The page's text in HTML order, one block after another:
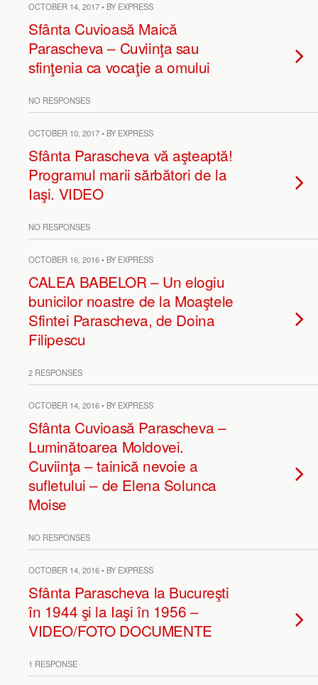
OCTOBER 14, 2017 • BY EXPRESS
Sfânta Cuvioasă Maică
Parascheva – Cuviinţa sau
sfinţenia ca vocaţie a omului
NO RESPONSES
OCTOBER 10, 2017 • BY EXPRESS
Sfânta Parascheva vă aşteaptă!
Programul marii sărbători de la
Iaşi. VIDEO
NO RESPONSES
OCTOBER 16, 2016 • BY EXPRESS
CALEA BABELOR – Un elogiu
bunicilor noastre de la Moaştele
Sfintei Parascheva, de Doina
Filipescu
2 RESPONSES
OCTOBER 14, 2016 • BY EXPRESS
Sfânta Cuvioasă Parascheva –
Luminătoarea Moldovei.
Cuviinţa – tainică nevoie a
sufletului – de Elena Solunca
Moise
NO RESPONSES
OCTOBER 14, 2016 • BY EXPRESS
Sfânta Parascheva la Bucureşti
în 1944 şi la Iaşi în 1956 –
VIDEO/FOTO DOCUMENTE
1 RESPONSE